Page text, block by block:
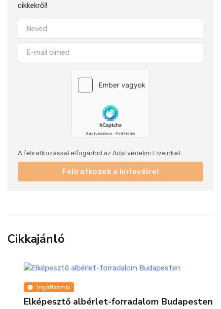
cikkekről!
A feliratkozással elfogadod az Adatvédelmi Elveinket
Feliratkozok a hírlevélre!
Cikkajánló
Ingatlanmix
Elképesztő albérlet-forradalom Budapesten